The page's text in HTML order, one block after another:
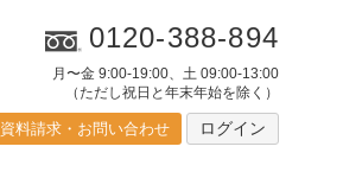
0120-388-894
月〜金 9:00-19:00、土 09:00-13:00
（ただし祝日と年末年始を除く）
資料請求・お問い合わせ ログイン